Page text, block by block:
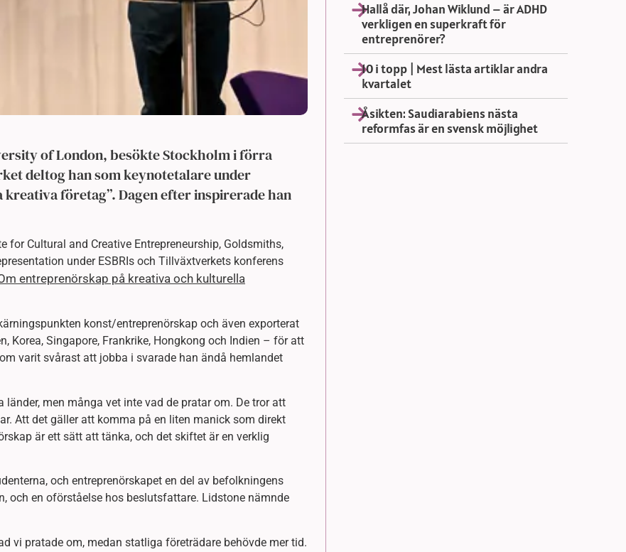
of London, besökte Stockholm i förra
deltog han som keynotetalare under
företag”. Dagen efter inspirerade han
Cultural and Creative Entrepreneurship, Goldsmiths,
under ESBRIs och Tillväxtverkets konferens
entreprenörskap på kreativa och kulturella
konst/entreprenörskap och även exporterat
Korea, Singapore, Frankrike, Hongkong och Indien – för att
varit svårast att jobba i svarade han ändå hemlandet
men många vet inte vad de pratar om. De tror att
Att det gäller att komma på en liten manick som direkt
är ett sätt att tänka, och det skiftet är en verklig
och entreprenörskapet en del av befolkningens
och en oförståelse hos beslutsfattare. Lidstone nämnde
vi pratade om, medan statliga företrädare behövde mer tid.
Hallå där, Johan Wiklund – är ADHD
verkligen en superkraft för
entreprenörer?
10 i topp | Mest lästa artiklar andra
kvartalet
Åsikten: Saudiarabiens nästa
reformfas är en svensk möjlighet